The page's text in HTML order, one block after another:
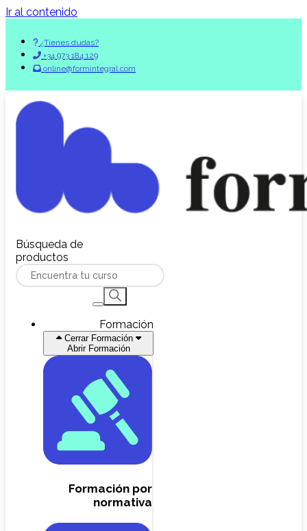
Ir al contenido
¿Tienes dudas?
+34 973 184 129
online@formintegral.com
Búsqueda de
productos
Formación
Cerrar Formación
Abrir Formación
Formación por
normativa